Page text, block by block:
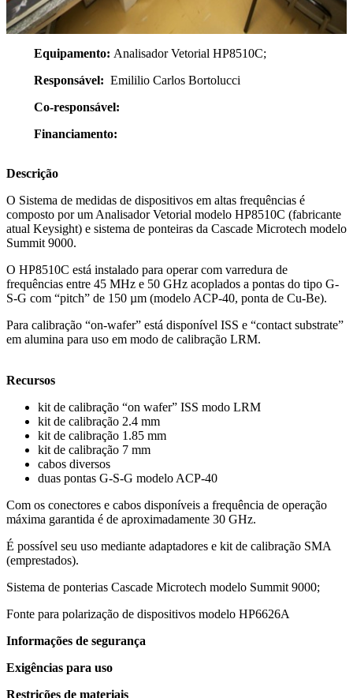
Equipamento: Analisador Vetorial HP8510C;
Responsável: Emililio Carlos Bortolucci
Co-responsável:
Financiamento:
Descrição
O Sistema de medidas de dispositivos em altas frequências é
composto por um Analisador Vetorial modelo HP8510C (fabricante
atual Keysight) e sistema de ponteiras da Cascade Microtech modelo
Summit 9000.
O HP8510C está instalado para operar com varredura de
frequências entre 45 MHz e 50 GHz acoplados a pontas do tipo G-
S-G com “pitch” de 150 µm (modelo ACP-40, ponta de Cu-Be).
Para calibração “on-wafer” está disponível ISS e “contact substrate”
em alumina para uso em modo de calibração LRM.
Recursos
kit de calibração “on wafer” ISS modo LRM
kit de calibração 2.4 mm
kit de calibração 1.85 mm
kit de calibração 7 mm
cabos diversos
duas pontas G-S-G modelo ACP-40
Com os conectores e cabos disponíveis a frequência de operação
máxima garantida é de aproximadamente 30 GHz.
É possível seu uso mediante adaptadores e kit de calibração SMA
(emprestados).
Sistema de ponterias Cascade Microtech modelo Summit 9000;
Fonte para polarização de dispositivos modelo HP6626A
Informações de segurança
Exigências para uso
Restrições de materiais